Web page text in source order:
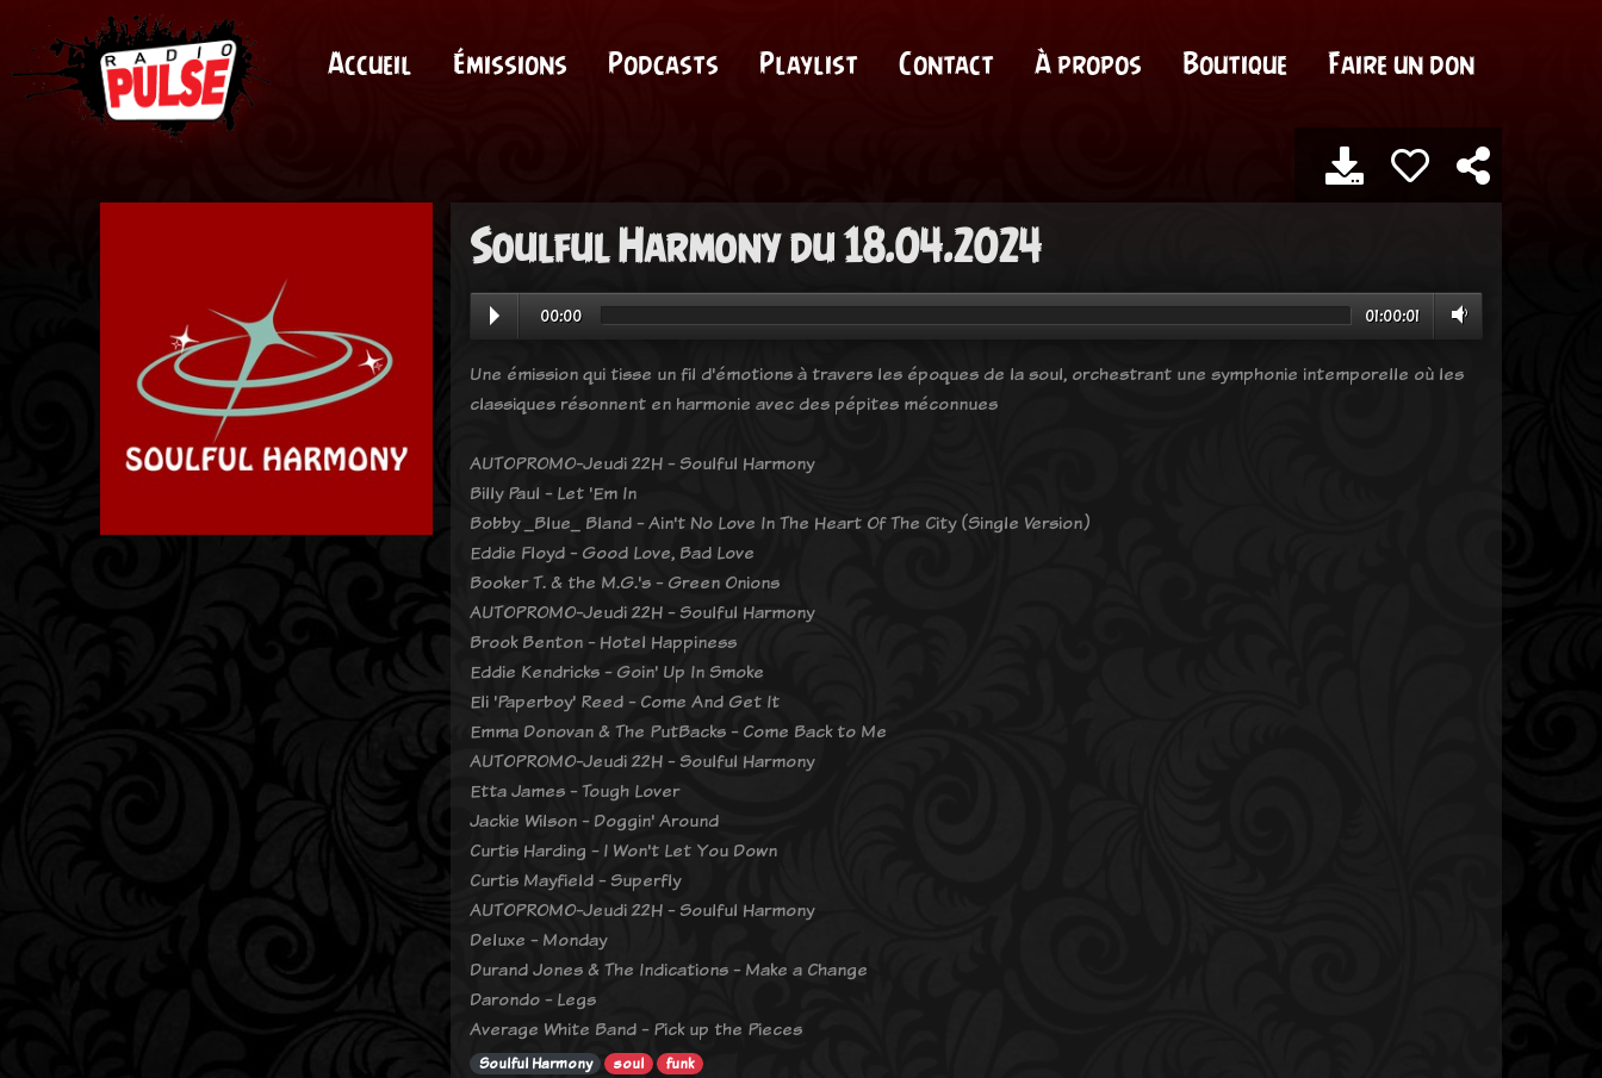
Accueil Émissions Podcasts Playlist Contact À propos Boutique Faire un don
Soulful Harmony du 18.04.2024
00:00 01:00:01
Une émission qui tisse un fil d'émotions à travers les époques de la soul, orchestrant une symphonie intemporelle où les
classiques résonnent en harmonie avec des pépites méconnues
AUTOPROMO-Jeudi 22H - Soulful Harmony
Billy Paul - Let 'Em In
Bobby _Blue_ Bland - Ain't No Love In The Heart Of The City (Single Version)
Eddie Floyd - Good Love, Bad Love
Booker T. & the M.G.'s - Green Onions
AUTOPROMO-Jeudi 22H - Soulful Harmony
Brook Benton - Hotel Happiness
Eddie Kendricks - Goin' Up In Smoke
Eli 'Paperboy' Reed - Come And Get It
Emma Donovan & The PutBacks - Come Back to Me
AUTOPROMO-Jeudi 22H - Soulful Harmony
Etta James - Tough Lover
Jackie Wilson - Doggin' Around
Curtis Harding - I Won't Let You Down
Curtis Mayfield - Superfly
AUTOPROMO-Jeudi 22H - Soulful Harmony
Deluxe - Monday
Durand Jones & The Indications - Make a Change
Darondo - Legs
Average White Band - Pick up the Pieces
Soulful Harmony soul funk